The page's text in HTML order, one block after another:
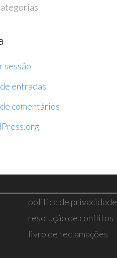
sessão
entradas
comentários
politica de privacidade
resolução de conflitos
livro de reclamações